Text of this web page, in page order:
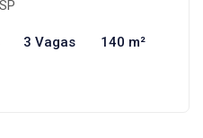
3 Vagas 140 m²